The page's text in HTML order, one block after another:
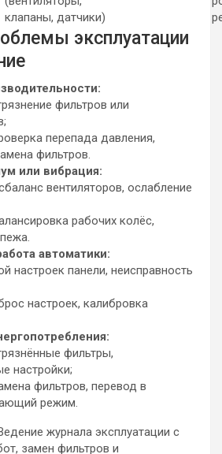
клапаны, датчики)
эксплуатации
фильтров или
перепада давления,
фильтров.
или вибрация:
вентиляторов, ослабление
рабочих колёс,
автоматики:
настроек панели, неисправность
настроек, калибровка
фильтры,
настройки;
фильтров, перевод в
режим.
журнала эксплуатации с
замен фильтров и